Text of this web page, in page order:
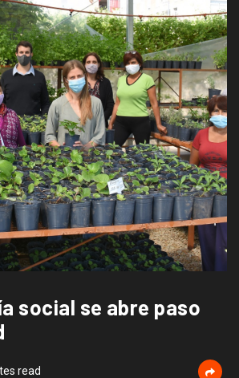
social se abre paso
read